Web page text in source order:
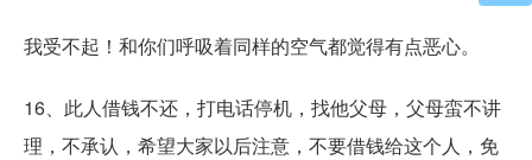
我受不起！和你们呼吸着同样的空气都觉得有点恶心。
16、此人借钱不还，打电话停机，找他父母，父母蛮不讲
理，不承认，希望大家以后注意，不要借钱给这个人，免